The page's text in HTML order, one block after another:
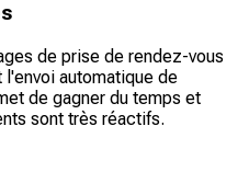
de prise de rendez-vous
automatique de
de gagner du temps et
sont très réactifs.